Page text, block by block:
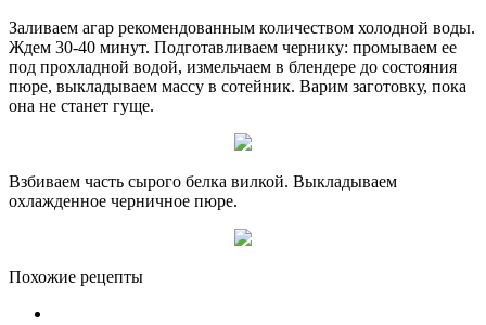
Заливаем агар рекомендованным количеством холодной воды.
Ждем 30-40 минут. Подготавливаем чернику: промываем ее
под прохладной водой, измельчаем в блендере до состояния
пюре, выкладываем массу в сотейник. Варим заготовку, пока
она не станет гуще.
Взбиваем часть сырого белка вилкой. Выкладываем
охлажденное черничное пюре.
Похожие рецепты